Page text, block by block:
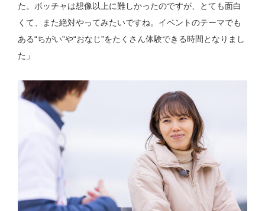
た。ボッチャは想像以上に難しかったのですが、とても面白
くて、また絶対やってみたいですね。イベントのテーマでも
ある“ちがい”や“おなじ”をたくさん体験できる時間となりまし
た」